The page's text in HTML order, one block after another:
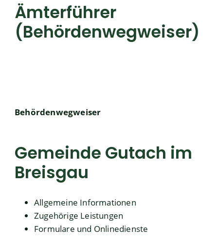
Ämterführer
(Behördenwegweiser)
Behördenwegweiser
Gemeinde Gutach im
Breisgau
Allgemeine Informationen
Zugehörige Leistungen
Formulare und Onlinedienste